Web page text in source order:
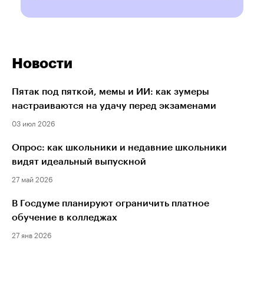
Новости
Пятак под пяткой, мемы и ИИ: как зумеры
настраиваются на удачу перед экзаменами
03 июл 2026
Опрос: как школьники и недавние школьники
видят идеальный выпускной
27 май 2026
В Госдуме планируют ограничить платное
обучение в колледжах
27 янв 2026